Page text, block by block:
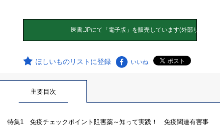
ほしいものリストに登録 いいね
主要目次
特集1 免疫チェックポイント阻害薬～知って実践！ 免疫関連有害事